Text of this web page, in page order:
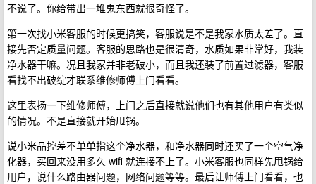
不说了。你给带出一堆鬼东西就很奇怪了。
第一次找小米客服的时候更搞笑，客服说是不是我家水质太差了。直
接先否定质量问题。客服的思路也是很清奇，水质如果非常好，我装
净水器干嘛。况且我家并非老破小，而且我还装了前置过滤器，客服
看找不出破绽才联系维修师傅上门看看。
这里表扬一下维修师傅，上门之后直接就说他们也有其他用户有类似
的情况。不是直接就开始甩锅。
说小米品控差不单单指这个净水器，和净水器同时还买了一个空气净
化器，买回来没用多久 wifi 就连接不上了。小米客服也同样先甩锅给
用户，说什么路由器问题，网络问题等等。最后让师傅上门看看，也